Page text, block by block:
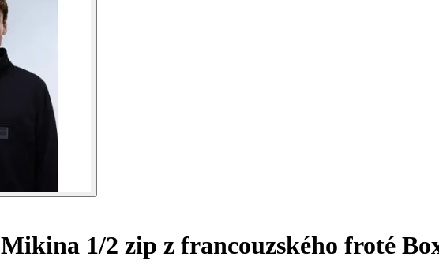
Mikina 1/2 zip z francouzského froté